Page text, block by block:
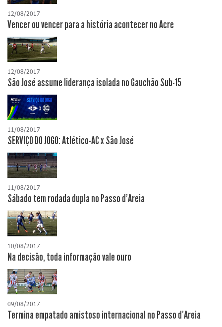
12/08/2017
Vencer ou vencer para a história acontecer no Acre
12/08/2017
São José assume liderança isolada no Gauchão Sub-15
11/08/2017
SERVIÇO DO JOGO: Atlético-AC x São José
11/08/2017
Sábado tem rodada dupla no Passo d'Areia
10/08/2017
Na decisão, toda informação vale ouro
09/08/2017
Termina empatado amistoso internacional no Passo d'Areia